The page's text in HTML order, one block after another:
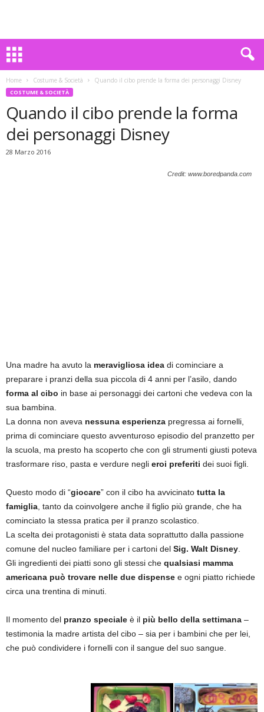
Home Costume & Società Quando il cibo prende la forma dei personaggi Disney
COSTUME & SOCIETÀ
Quando il cibo prende la forma
dei personaggi Disney
28 Marzo 2016
Credit: www.boredpanda.com
Una madre ha avuto la meravigliosa idea di cominciare a
preparare i pranzi della sua piccola di 4 anni per l’asilo, dando
forma al cibo in base ai personaggi dei cartoni che vedeva con la
sua bambina.
La donna non aveva nessuna esperienza pregressa ai fornelli,
prima di cominciare questo avventuroso episodio del pranzetto per
la scuola, ma presto ha scoperto che con gli strumenti giusti poteva
trasformare riso, pasta e verdure negli eroi preferiti dei suoi figli.
Questo modo di “giocare” con il cibo ha avvicinato tutta la
famiglia , tanto da coinvolgere anche il figlio più grande, che ha
cominciato la stessa pratica per il pranzo scolastico.
La scelta dei protagonisti è stata data soprattutto dalla passione
comune del nucleo familiare per i cartoni del Sig. Walt Disney
Gli ingredienti dei piatti sono gli stessi che qualsiasi mamma
americana può trovare nelle due dispense e ogni piatto richiede
circa una trentina di minuti.
Il momento del pranzo speciale è il più bello della settimana –
testimonia la madre artista del cibo – sia per i bambini che per lei,
che può condividere i fornelli con il sangue del suo sangue.